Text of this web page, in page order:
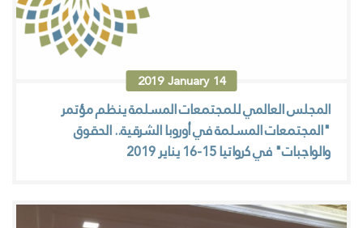
14
January
2019
المجلس العالمي للمجتمعات المسلمة ينظم مؤتمر
"المجتمعات المسلمة في أوروبا الشرقية.. الحقوق
والواجبات" في كرواتيا 15-16 يناير 2019